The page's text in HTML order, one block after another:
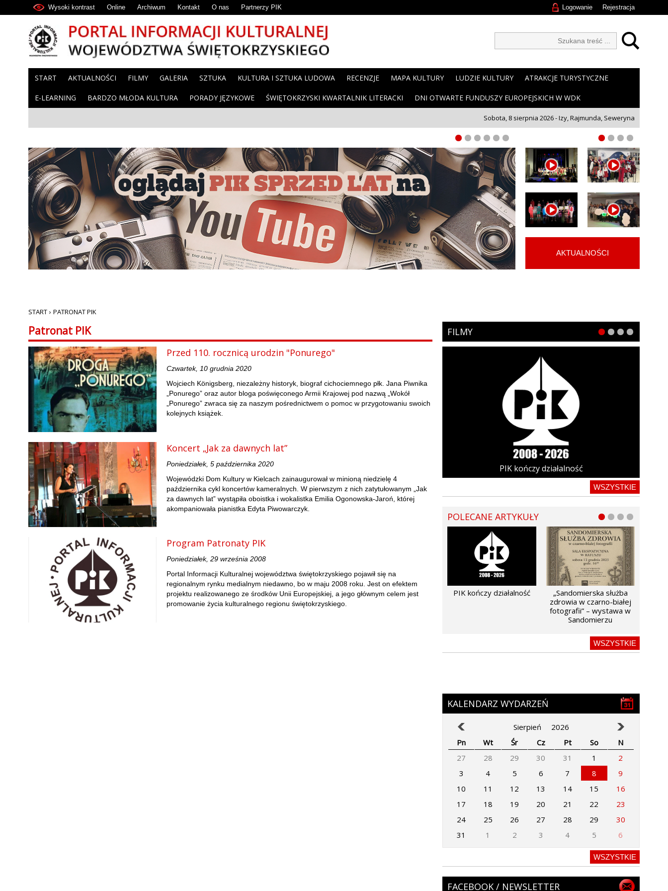
Rejestracja
Logowanie
Wysoki kontrast Online Archiwum Kontakt O nas Partnerzy PIK
START AKTUALNOŚCI FILMY GALERIA SZTUKA KULTURA I SZTUKA LUDOWA RECENZJE MAPA KULTURY LUDZIE KULTURY ATRAKCJE TURYSTYCZNE
E-LEARNING BARDZO MŁODA KULTURA PORADY JĘZYKOWE ŚWIĘTOKRZYSKI KWARTALNIK LITERACKI DNI OTWARTE FUNDUSZY EUROPEJSKICH W WDK
Sobota, 8 sierpnia 2026 - Izy, Rajmunda, Seweryna
AKTUALNOŚCI
START › PATRONAT PIK
Patronat PIK
Przed 110. rocznicą urodzin "Ponurego"
Czwartek, 10 grudnia 2020
Wojciech Königsberg, niezależny historyk, biograf cichociemnego płk. Jana Piwnika
„Ponurego” oraz autor bloga poświęconego Armii Krajowej pod nazwą „Wokół
„Ponurego” zwraca się za naszym pośrednictwem o pomoc w przygotowaniu swoich
kolejnych książek.
Koncert „Jak za dawnych lat”
Poniedziałek, 5 października 2020
Wojewódzki Dom Kultury w Kielcach zainaugurował w minioną niedzielę 4
października cykl koncertów kameralnych. W pierwszym z nich zatytułowanym „Jak
za dawnych lat” wystąpiła oboistka i wokalistka Emilia Ogonowska-Jaroń, której
akompaniowała pianistka Edyta Piwowarczyk.
Program Patronaty PIK
Poniedziałek, 29 września 2008
Portal Informacji Kulturalnej województwa świętokrzyskiego pojawił się na
regionalnym rynku medialnym niedawno, bo w maju 2008 roku. Jest on efektem
projektu realizowanego ze środków Unii Europejskiej, a jego głównym celem jest
promowanie życia kulturalnego regionu świętokrzyskiego.
FILMY
PIK kończy działalność
WSZYSTKIE
POLECANE ARTYKUŁY
PIK kończy działalność
„Sandomierska służba
zdrowia w czarno-białej
fotografii” – wystawa w
Sandomierzu
WSZYSTKIE
KALENDARZ WYDARZEŃ
Sierpień
2026
Pn
Wt Śr Cz Pt So
N
27
28 29 30 31 1
2
3
4 5 6 7 8
9
10
11 12 13 14 15
16
17
18 19 20 21 22
23
24
25 26 27 28 29
30
31
1 2 3 4 5 6
WSZYSTKIE
FACEBOOK / NEWSLETTER